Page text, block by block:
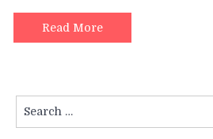
Read More
for: